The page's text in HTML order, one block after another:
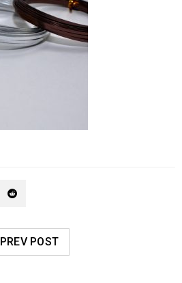
PREV POST